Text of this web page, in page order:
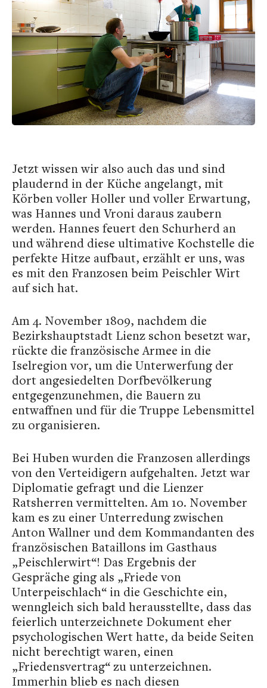
Jetzt wissen wir also auch das und sind
plaudernd in der Küche angelangt, mit
Körben voller Holler und voller Erwartung,
was Hannes und Vroni daraus zaubern
werden. Hannes feuert den Schurherd an
und während diese ultimative Kochstelle die
perfekte Hitze aufbaut, erzählt er uns, was
es mit den Franzosen beim Peischler Wirt
auf sich hat.
Am 4. November 1809, nachdem die
Bezirkshauptstadt Lienz schon besetzt war,
rückte die französische Armee in die
Iselregion vor, um die Unterwerfung der
dort angesiedelten Dorfbevölkerung
entgegenzunehmen, die Bauern zu
entwaffnen und für die Truppe Lebensmittel
zu organisieren.
Bei Huben wurden die Franzosen allerdings
von den Verteidigern aufgehalten. Jetzt war
Diplomatie gefragt und die Lienzer
Ratsherren vermittelten. Am 10. November
kam es zu einer Unterredung zwischen
Anton Wallner und dem Kommandanten des
französischen Bataillons im Gasthaus
„Peischlerwirt“! Das Ergebnis der
Gespräche ging als „Friede von
Unterpeischlach“ in die Geschichte ein,
wenngleich sich bald herausstellte, dass das
feierlich unterzeichnete Dokument eher
psychologischen Wert hatte, da beide Seiten
nicht berechtigt waren, einen
„Friedensvertrag“ zu unterzeichnen.
Immerhin blieb es nach diesen